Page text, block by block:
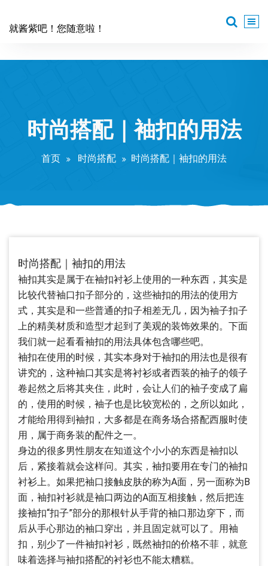
就酱紫吧！您随意啦！
时尚搭配｜袖扣的用法
首页 时尚搭配 时尚搭配｜袖扣的用法
时尚搭配｜袖扣的用法
袖扣其实是属于在袖扣衬衫上使用的一种东西，其实是
比较代替袖口扣子部分的，这些袖扣的用法的使用方
式，其实是和一些普通的扣子相差无几，因为袖子扣子
上的精美材质和造型才起到了美观的装饰效果的。下面
我们就一起看看袖扣的用法具体包含哪些吧。
袖扣在使用的时候，其实本身对于袖扣的用法也是很有
讲究的，这种袖口其实是将衬衫或者西装的袖子的领子
卷起然之后将其夹住，此时，会让人们的袖子变成了扁
的，使用的时候，袖子也是比较宽松的，之所以如此，
才能给用得到袖扣，大多都是在商务场合搭配西服时使
用，属于商务装的配件之一。
身边的很多男性朋友在知道这个小小的东西是袖扣以
后，紧接着就会这样问。其实，袖扣要用在专门的袖扣
衬衫上。如果把袖口接触皮肤的称为A面，另一面称为B
面，袖扣衬衫就是袖口两边的A面互相接触，然后把连
接袖扣“扣子”部分的那根针从手背的袖口那边穿下，而
后从手心那边的袖口穿出，并且固定就可以了。用袖
扣，别少了一件袖扣衬衫，既然袖扣的价格不菲，就意
味着选择与袖扣搭配的衬衫也不能太糟糕。